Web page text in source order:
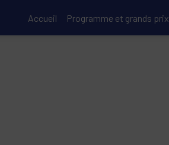
Accueil Programme et grands prix